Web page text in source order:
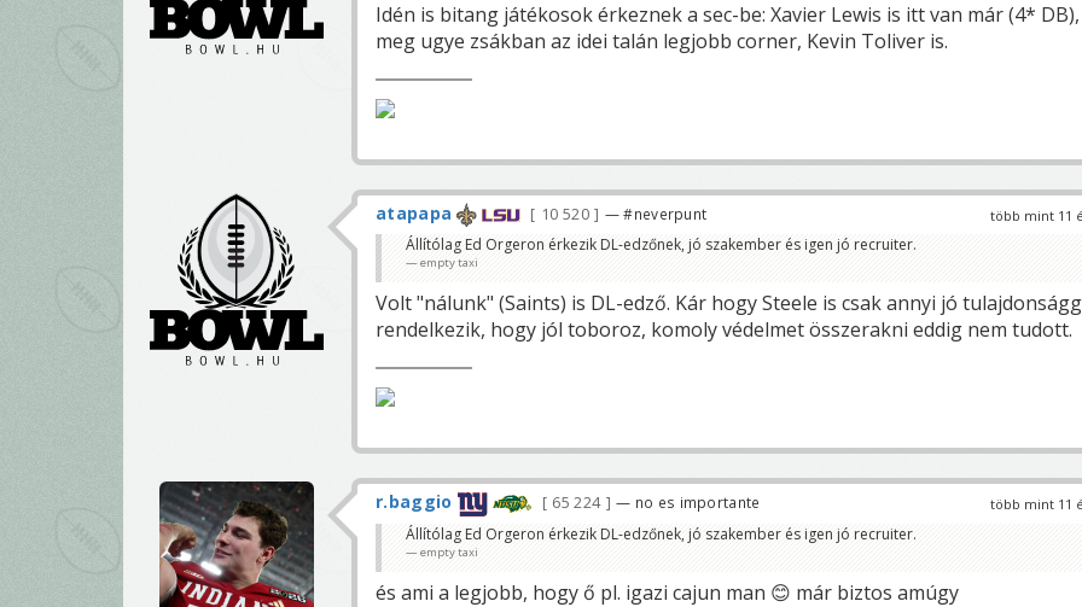
Idén is bitang játékosok érkeznek a sec-be: Xavier Lewis is itt van már (4* DB),
meg ugye zsákban az idei talán legjobb corner, Kevin Toliver is.
több mint 11
atapapa 10 520 — #neverpunt
Állítólag Ed Orgeron érkezik DL-edzőnek, jó szakember és igen jó recruiter.
empty taxi
Volt "nálunk" (Saints) is DL-edző. Kár hogy Steele is csak annyi jó
rendelkezik, hogy jól toboroz, komoly védelmet összerakni eddig nem tudott.
több mint 11
r.baggio 65 224 — no es importante
Állítólag Ed Orgeron érkezik DL-edzőnek, jó szakember és igen jó recruiter.
empty taxi
és ami a legjobb, hogy ő pl. igazi cajun man 😊 már biztos amúgy